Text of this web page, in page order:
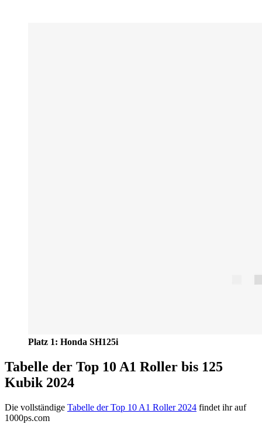
Platz 1: Honda SH125i
Tabelle der Top 10 A1 Roller bis 125
Kubik 2024
Die vollständige Tabelle der Top 10 A1 Roller 2024 findet ihr auf
1000ps.com